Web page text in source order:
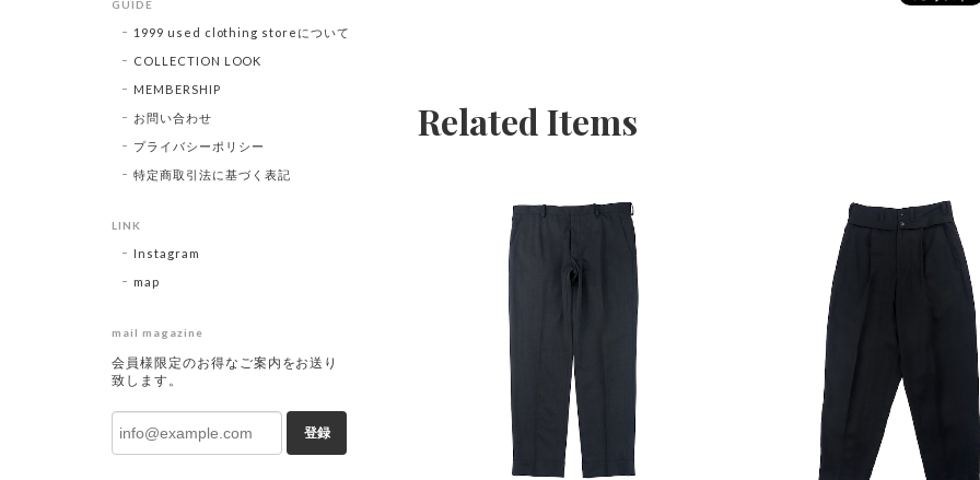
Related Items
GUIDE
1999 used clothing storeについて
COLLECTION LOOK
MEMBERSHIP
お問い合わせ
プライバシーポリシー
特定商取引法に基づく表記
LINK
Instagram
map
mail magazine
会員様限定のお得なご案内をお送り
致します。
登録